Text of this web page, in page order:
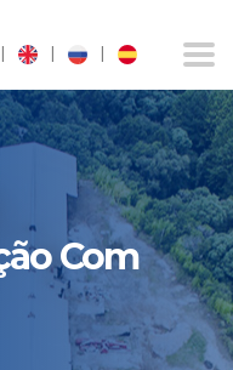
| | |
Com